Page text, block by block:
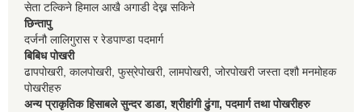
सेता टल्किने हिमाल आखै अगाडी देख्न सकिने
छिन्तापु
दर्जनौ लालिगुरास र रेडपाण्डा पदमार्ग
बिबिध पोखरी
ढापपोखरी, कालपोखरी, फुस्रेपोखरी, लामपोखरी, जोरपोखरी जस्ता दशौ मनमोहक
पोखरीहरु
अन्य प्राकृतिक हिसाबले सुन्दर डाडा, श्रीहांगी ढुंगा, पदमार्ग तथा पोखरीहरु